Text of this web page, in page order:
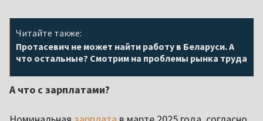
Читайте также:
Протасевич не может найти работу в Беларуси. А
что остальные? Смотрим на проблемы рынка труда
А что с зарплатами?